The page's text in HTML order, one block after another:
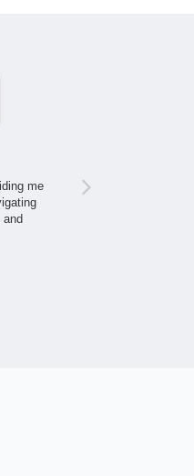
me